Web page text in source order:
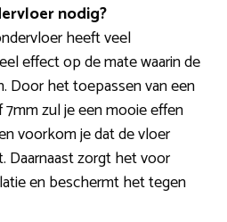
nodig?
heeft veel
effect op de mate waarin de
Door het toepassen van een
zul je een mooie effen
voorkom je dat de vloer
zorgt het voor
en beschermt het tegen